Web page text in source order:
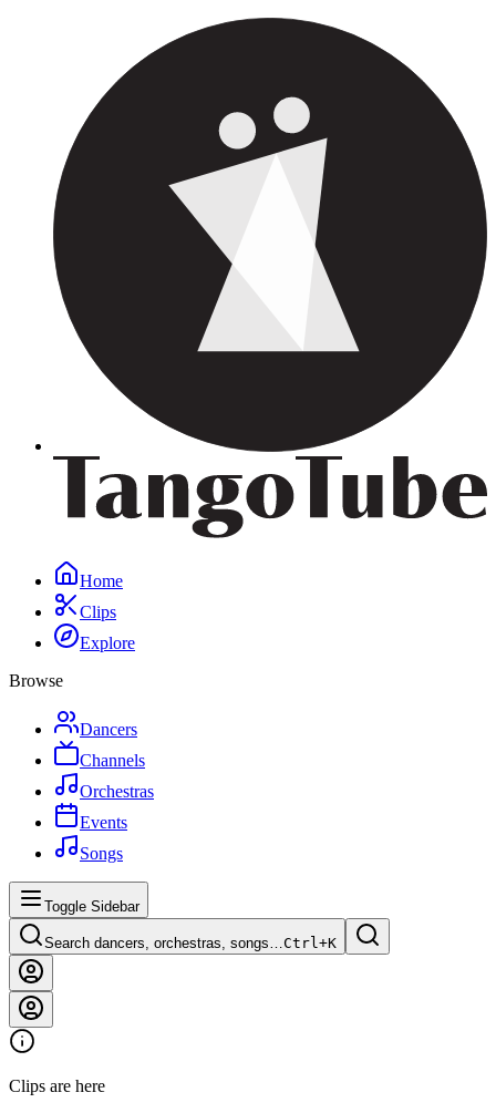
Home
Clips
Explore
Browse
Dancers
Channels
Orchestras
Events
Songs
Toggle Sidebar
Search dancers, orchestras, songs…Ctrl+K
Clips are here